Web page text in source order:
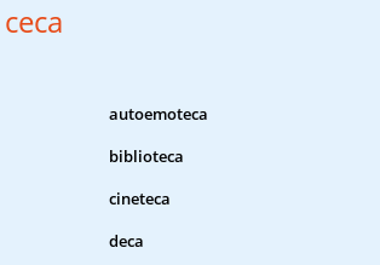
ceca
autoemoteca
biblioteca
cineteca
deca